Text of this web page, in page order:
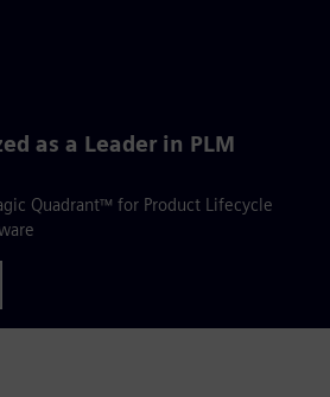
as a Leader in PLM
Quadrant™ for Product Lifecycle